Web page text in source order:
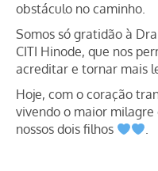
obstáculo no caminho.
Somos só gratidão à
CITI Hinode, que nos
acreditar e tornar mais
Hoje, com o coração
vivendo o maior milagre
nossos dois filhos
.